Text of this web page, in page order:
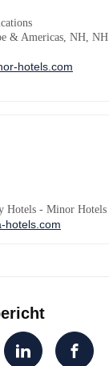
& Americas, NH,
hotels.com
Hotels - Minor
hotels.com